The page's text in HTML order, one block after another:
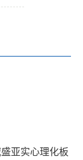
亚实心理化板